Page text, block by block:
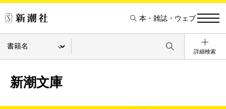
本・雑誌・ウェブ
詳細検索
新潮文庫